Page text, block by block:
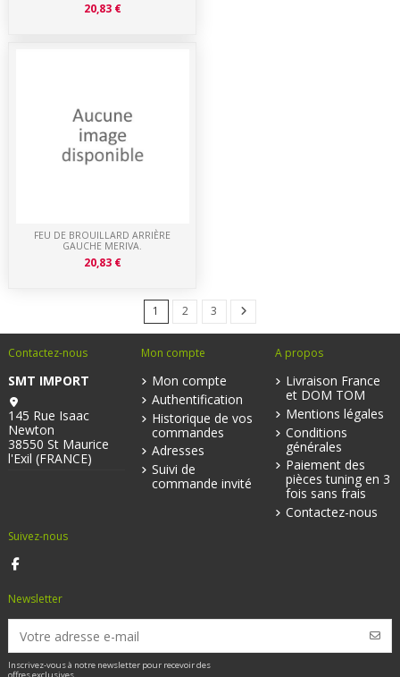
FEU DE BROUILLARD ARRIÈRE
GAUCHE MERIVA.
20,83 €
20,83 €
1 2 3
Contactez-nous
SMT IMPORT
145 Rue Isaac
Newton
38550 St Maurice
l'Exil (FRANCE)
Mon compte
Mon compte
Authentification
Historique de vos
commandes
Adresses
Suivi de
commande invité
A propos
Livraison France
et DOM TOM
Mentions légales
Conditions
générales
Paiement des
pièces tuning en 3
fois sans frais
Contactez-nous
Suivez-nous
Newsletter
Inscrivez-vous à notre newsletter pour recevoir des
offres exclusives.